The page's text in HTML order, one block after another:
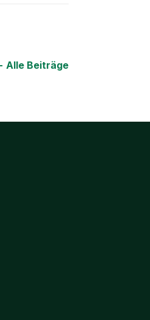
Alle Beiträge